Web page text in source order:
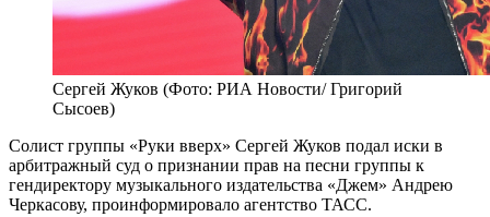
Сергей Жуков (Фото: РИА Новости/ Григорий
Сысоев)
Солист группы «Руки вверх» Сергей Жуков подал иски в
арбитражный суд о признании прав на песни группы к
гендиректору музыкального издательства «Джем» Андрею
Черкасову, проинформировало агентство ТАСС.